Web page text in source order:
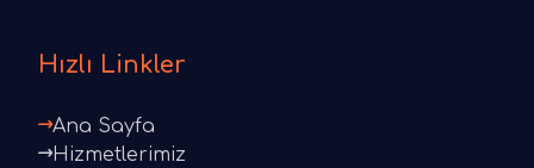
Hızlı Linkler
Ana Sayfa
Hizmetlerimiz